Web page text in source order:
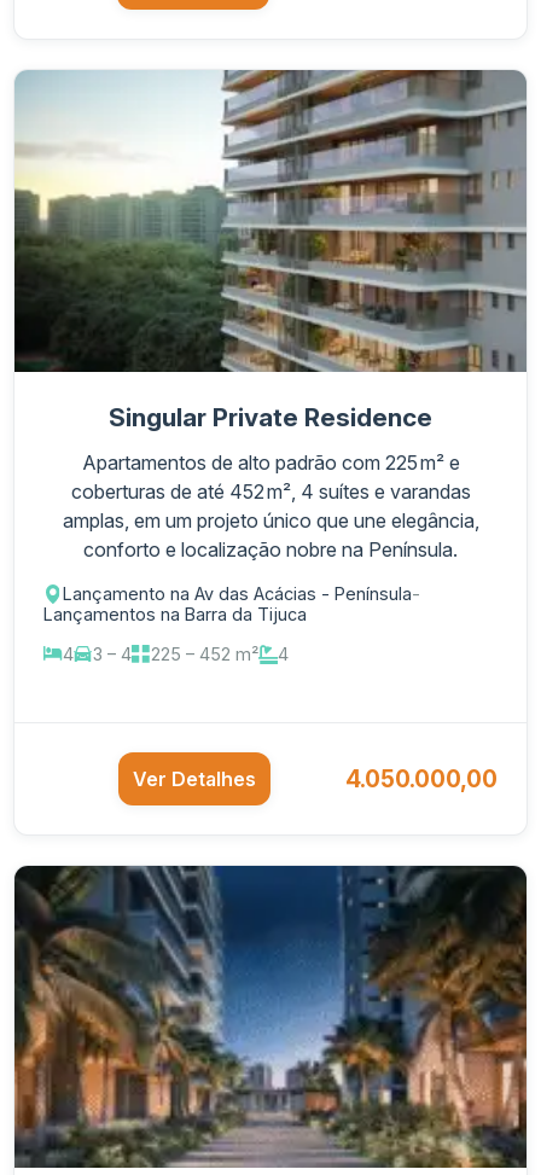
Singular Private Residence
Apartamentos de alto padrão com 225 m² e
coberturas de até 452 m², 4 suítes e varandas
amplas, em um projeto único que une elegância,
conforto e localização nobre na Península.
Lançamento na Av das Acácias - Península-
Lançamentos na Barra da Tijuca
4
3 – 4 225 – 452 m² 4
Ver Detalhes 4.050.000,00